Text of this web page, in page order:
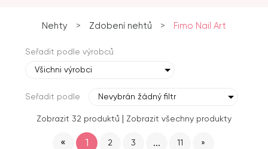
Nehty > Zdobení nehtů > Fimo Nail Art
Seřadit podle výrobců
Všichni výrobci
Seřadit podle Nevybrán žádný filtr
Zobrazit 32 produktů Zobrazit všechny produkty
« 1 2 3 ... 11 »